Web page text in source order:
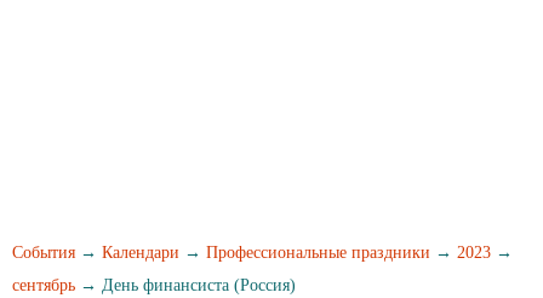
События → Календари → Профессиональные праздники → 2023 →
сентябрь → День финансиста (Россия)